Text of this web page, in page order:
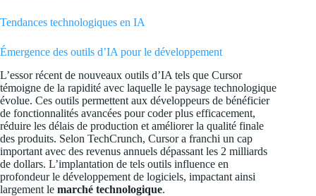
Tendances technologiques en IA
Émergence des outils d’IA pour le développement
L’essor récent de nouveaux outils d’IA tels que Cursor
témoigne de la rapidité avec laquelle le paysage technologique
évolue. Ces outils permettent aux développeurs de bénéficier
de fonctionnalités avancées pour coder plus efficacement,
réduire les délais de production et améliorer la qualité finale
des produits. Selon TechCrunch, Cursor a franchi un cap
important avec des revenus annuels dépassant les 2 milliards
de dollars. L’implantation de tels outils influence en
profondeur le développement de logiciels, impactant ainsi
largement le marché technologique.